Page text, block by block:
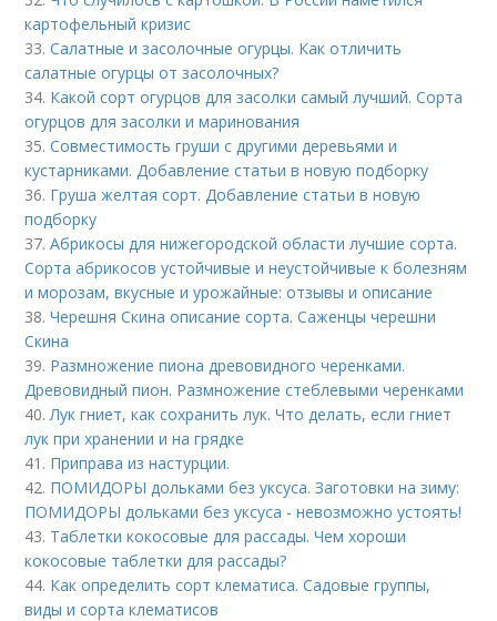
картофельный кризис
33.Салатные и засолочные огурцы. Как отличить
салатные огурцы от засолочных?
34. Какой сорт огурцов для засолки самый лучший. Сорта
огурцов для засолки и маринования
35.Совместимость груши с другими деревьями и
кустарниками. Добавление статьи в новую подборку
36. Груша желтая сорт. Добавление статьи в новую
подборку
37.Абрикосы для нижегородской области лучшие сорта.
Сорта абрикосов устойчивые и неустойчивые к болезням
и морозам, вкусные и урожайные: отзывы и описание
38.Черешня Скина описание сорта. Саженцы черешни
Скина
39. Размножение пиона древовидного черенками.
Древовидный пион. Размножение стеблевыми черенками
40.Лук гниет, как сохранить лук. Что делать, если гниет
лук при хранении и на грядке
41. Приправа из настурции.
42. ПОМИДОРЫ дольками без уксуса. Заготовки на зиму:
ПОМИДОРЫ дольками без уксуса - невозможно устоять!
43. Таблетки кокосовые для рассады. Чем хороши
кокосовые таблетки для рассады?
44. Как определить сорт клематиса. Садовые группы,
виды и сорта клематисов